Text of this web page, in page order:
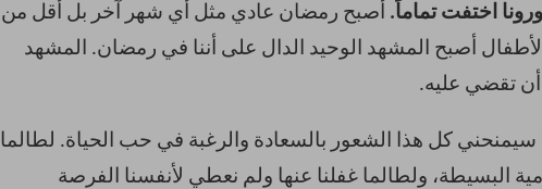
اختفت تماماً. أصبح رمضان عادي مثل أي شهر آخر بل أقل من
أصبح المشهد الوحيد الدال على أننا في رمضان. المشهد
أن تقضي عليه.
كل هذا الشعور بالسعادة والرغبة في حب الحياة. لطالما
البسيطة، ولطالما غفلنا عنها ولم نعطي لأنفسنا الفرصة